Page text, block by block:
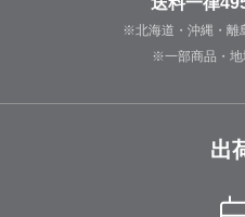
※北海道・沖縄・離
※一部商品・地
出